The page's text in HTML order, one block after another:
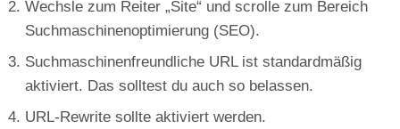
Wechsle zum Reiter „Site“ und scrolle zum Bereich
Suchmaschinenoptimierung (SEO).
Suchmaschinenfreundliche URL ist standardmäßig
aktiviert. Das solltest du auch so belassen.
URL-Rewrite sollte aktiviert werden.